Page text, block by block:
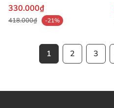
330.000₫
418.000₫ -21%
1 2 3